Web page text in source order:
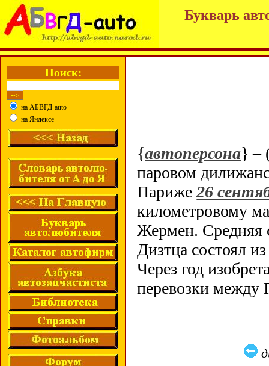
Букварь
Поиск:
на АБВГД-auto
на Яндексе
{автоперсона} –
паровом
Париже26
километровому
Жермен. Средняя
Дизтца состоял
Через год
перевозки